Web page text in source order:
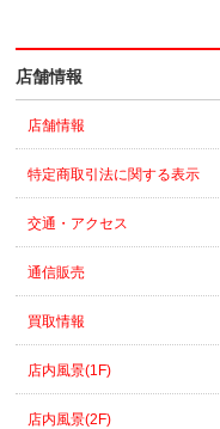
店舗情報
店舗情報
特定商取引法に関する表示
交通・アクセス
通信販売
買取情報
店内風景(1F)
店内風景(2F)